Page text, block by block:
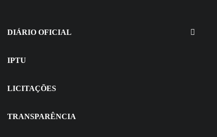
Seletivo
DIÁRIO OFICIAL
IPTU
LICITAÇÕES
TRANSPARÊNCIA